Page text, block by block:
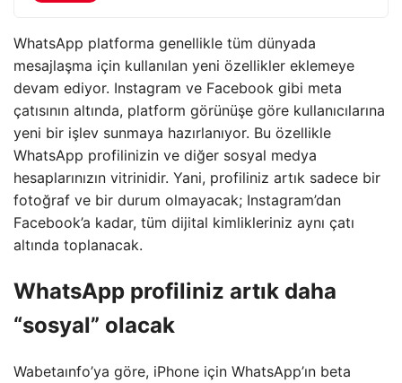
WhatsApp platforma genellikle tüm dünyada
mesajlaşma için kullanılan yeni özellikler eklemeye
devam ediyor. Instagram ve Facebook gibi meta
çatısının altında, platform görünüşe göre kullanıcılarına
yeni bir işlev sunmaya hazırlanıyor. Bu özellikle
WhatsApp profilinizin ve diğer sosyal medya
hesaplarınızın vitrinidir. Yani, profiliniz artık sadece bir
fotoğraf ve bir durum olmayacak; Instagram’dan
Facebook’a kadar, tüm dijital kimlikleriniz aynı çatı
altında toplanacak.
WhatsApp profiliniz artık daha
“sosyal” olacak
Wabetaınfo’ya göre, iPhone için WhatsApp’ın beta